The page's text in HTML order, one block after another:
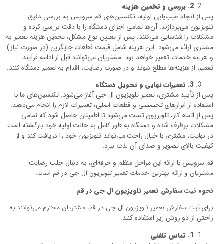
2
. بررسی و تخمین هزینه
پس از انجام عیب‌یابی اولیه، تکنسین‌های قم سرویس به بررسی دقیق
تلویزیون می‌پردازند. آن‌ها تمامی اجزای دستگاه را با دقت بررسی کرده و
مشکلات را شناسایی می‌کنند. پس از تعیین نوع مشکل، تخمین هزینه تعمیر به
مشتری ارائه می‌شود. این هزینه شامل قیمت قطعات جایگزین (در صورت نیاز)
و هزینه خدمات تعمیر خواهد بود. مشتریان می‌توانند قبل از ادامه فرآیند
تعمیر، از هزینه‌ها مطلع شوند و در صورت رضایت، اقدام به تعمیر دستگاه کنند.
3
. تعمیرات نهایی و تحویل دستگاه
پس از تأیید مشتری، تعمیر تلویزیون ال جی آغاز می‌شود. تکنسین‌های ما با
استفاده از ابزارهای تخصصی و قطعات اصلی، تعمیرات لازم را انجام می‌دهند.
پس از اتمام کار، تلویزیون تست می‌شود تا اطمینان حاصل شود که تمامی
مشکلات برطرف شده و دستگاه به طور کامل به حالت اولیه خود بازگشته است.
در نهایت، مشتری با خیال راحت می‌تواند تلویزیون خود را دریافت کند و از
کیفیت بالای تصویر و صدای آن لذت ببرد.
قم سرویس با ارائه این مراحل منظم و حرفه‌ای، به دنبال جلب رضایت
مشتریان و ارائه بهترین خدمات تعمیر تلویزیون ال جی در قم است.
نحوه ثبت سفارش تعمیر تلویزیون ال جی در قم
برای ثبت سفارش تعمیر تلویزیون ال جی در قم، مشتریان محترم می‌توانند به
راحتی از دو روش زیر استفاده کنند:
1
. تماس تلفنی